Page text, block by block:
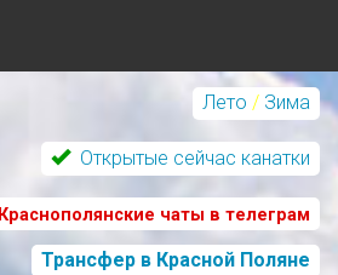
Лето / Зима
Открытые сейчас канатки
Краснополянские чаты в телеграм
Трансфер в Красной Поляне